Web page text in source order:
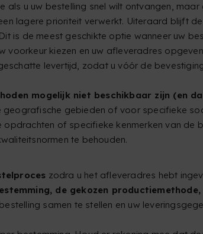
u uw bestelling snel wilt ontvangen,
lagere prioriteit verwerkt. Uiteraard blijft
is de meest geschikte optie wanneer uw
kiezen en uw afleveradres
levertijd, zodat u vóór de
mogelijk niet beschikbaar zijn (en
gebieden of voor specifieke
of specifieke kenmerken van de
te behouden.
zodra u het afleveradres hebt
de gekozen
samen te stellen en uw